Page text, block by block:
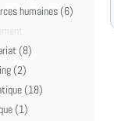
humaines (6)
(8)
(2)
(18)
(1)